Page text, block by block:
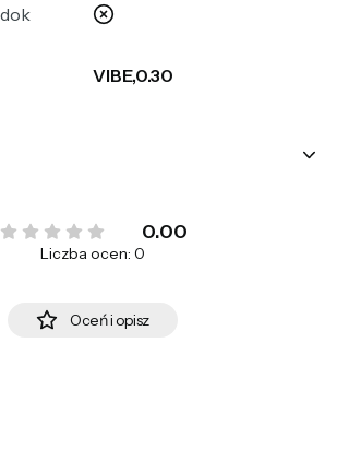
nie
VIBE,0.30
0.00
Liczba ocen: 0
Oceń i opisz